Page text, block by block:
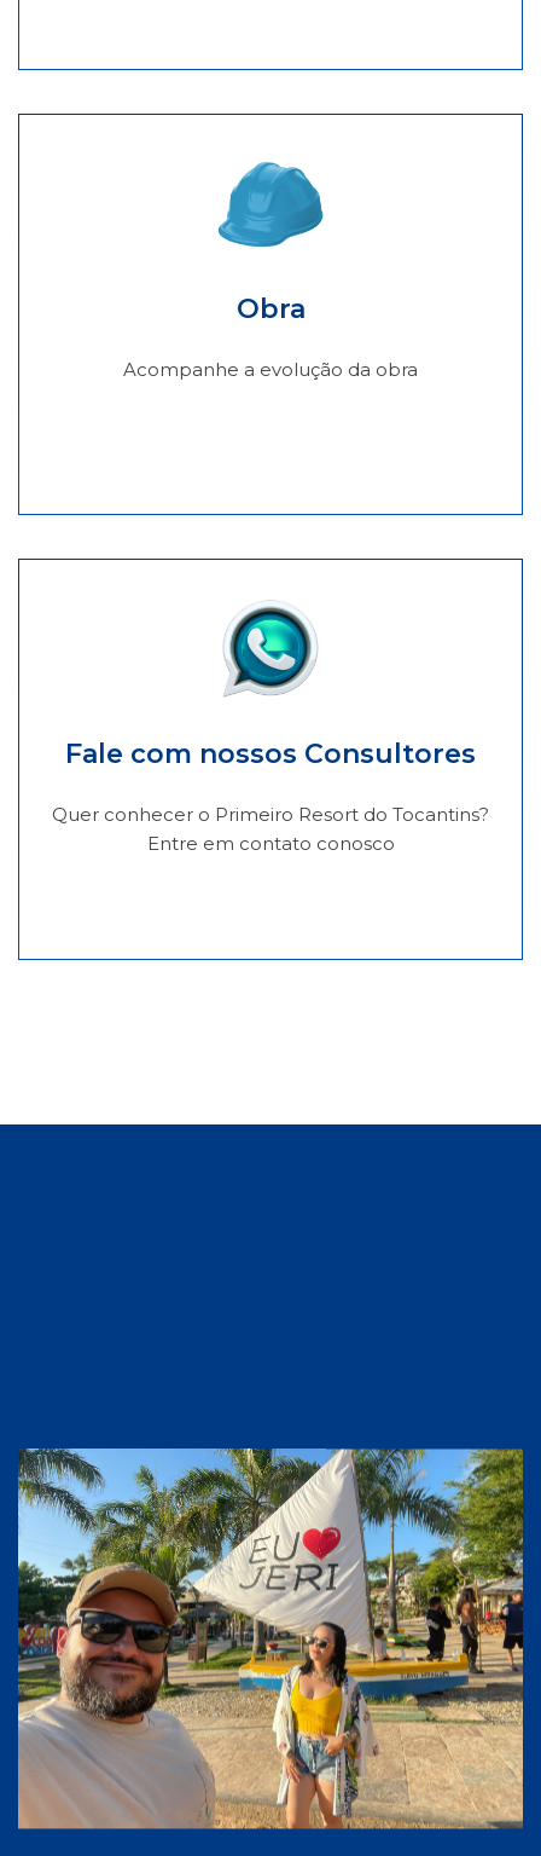
Obra
Acompanhe a evolução da obra
Fale com nossos Consultores
Quer conhecer o Primeiro Resort do Tocantins?
Entre em contato conosco